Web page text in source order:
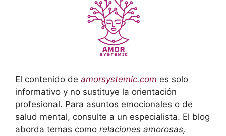
El contenido de amorsystemic.com es solo
informativo y no sustituye la orientación
profesional. Para asuntos emocionales o de
salud mental, consulte a un especialista. El blog
aborda temas como relaciones amorosas,